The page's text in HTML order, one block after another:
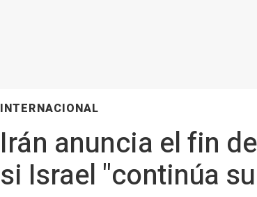
INTERNACIONAL
Irán anuncia el fin
si Israel "continúa